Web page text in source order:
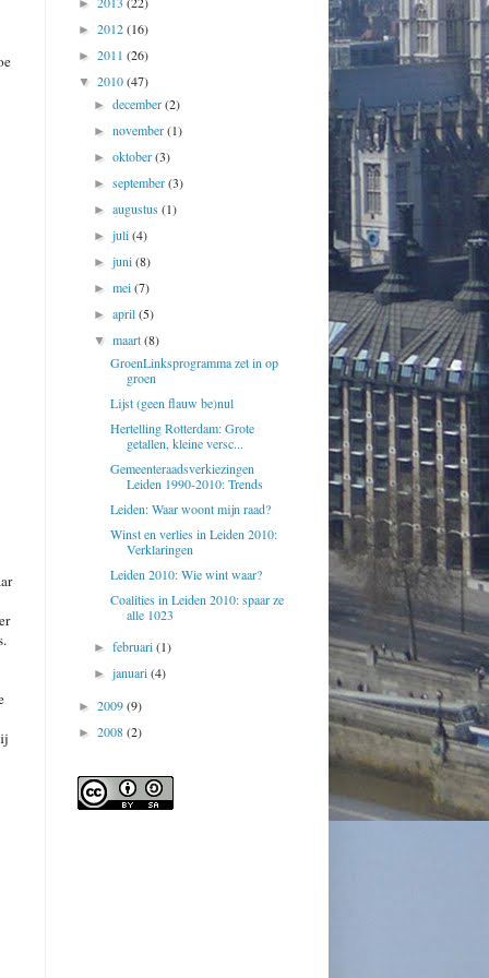
► 2012(16)
► 2011 (26)
▼ 2010(47)
►december(2)
►november(1)
►oktober(3)
►september(3)
►augustus(1)
►juli(4)
►juni(8)
►mei(7)
►april(5)
▼maart(8)
GroenLinksprogramma zet in op
groen
Lijst (geen flauw be)nul
Hertelling Rotterdam: Grote
getallen, kleine versc...
Gemeenteraadsverkiezingen
Leiden 1990-2010: Trends
Leiden: Waar woont mijn raad?
Winst en verlies in Leiden 2010:
Verklaringen
Leiden 2010: Wie wint waar?
Coalities in Leiden 2010: spaar ze
alle 1023
►februari(1)
►januari(4)
► 2009(9)
► 2008(2)